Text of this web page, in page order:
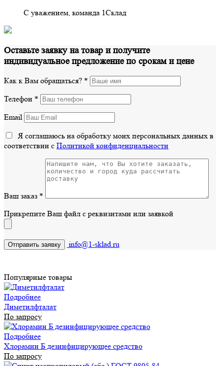
С уважением, команда 1Склад
Оставьте заявку на товар и получите
индивидуальное предложение по срокам и цене
Как к Вам обращаться? *
Телефон *
Email
Я соглашаюсь на обработку моих персональных данных в
соответствии с Политикой конфиденциальности
Ваш заказ *
Прикрепите Ваш файл с реквизитами или заявкой
info@1-sklad.ru
Популярные товары
Подробнее
Диметилфталат
По запросу
Подробнее
Хлорамин Б дезинфицирующее средство
По запросу